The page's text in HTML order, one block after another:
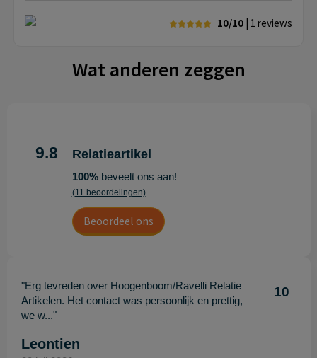
10/10 | 1 reviews
Wat anderen zeggen
9.8 Relatieartikel
100%beveelt ons aan!
(11 beoordelingen)
Beoordeel ons
"Erg tevreden over Hoogenboom/Ravelli Relatie
Artikelen. Het contact was persoonlijk en prettig,
we w..."
10
Leontien